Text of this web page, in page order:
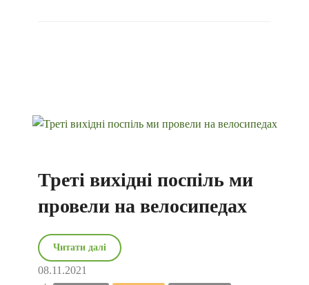
Треті вихідні поспіль ми
провели на велосипедах
Читати далі
08.11.2021